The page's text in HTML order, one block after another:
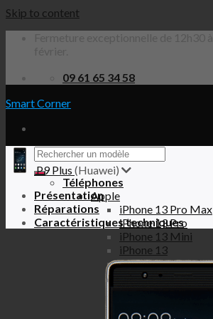
Skip to content
09 61 65 34 58
Smart Corner
Téléphones
Apple
iPhone 13 Pro Max
iPhone 13 Pro
iPhone 13 Mini
iPhone 13
iPhone 12 Pro Max
iPhone 12 Pro
iPhone 12 Mini
P9 Plus (Huawei)
Présentation
Réparations
Caractéristiques techniques